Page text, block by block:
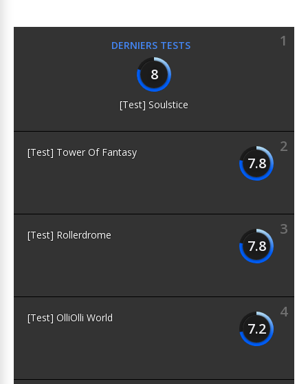
DERNIERS TESTS
1
8
[Test] Soulstice
2
7.8
[Test] Tower Of Fantasy
3
7.8
[Test] Rollerdrome
4
7.2
[Test] OlliOlli World